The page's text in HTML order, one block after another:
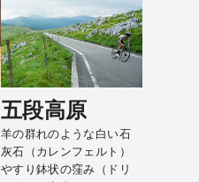
五段高原
羊の群れのような白い石
灰石（カレンフェルト）
やすり鉢状の窪み（ドリ